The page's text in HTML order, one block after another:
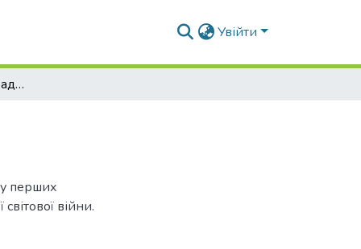
Увійти
Архітектура перших радянських аеропортів
перших
війни.